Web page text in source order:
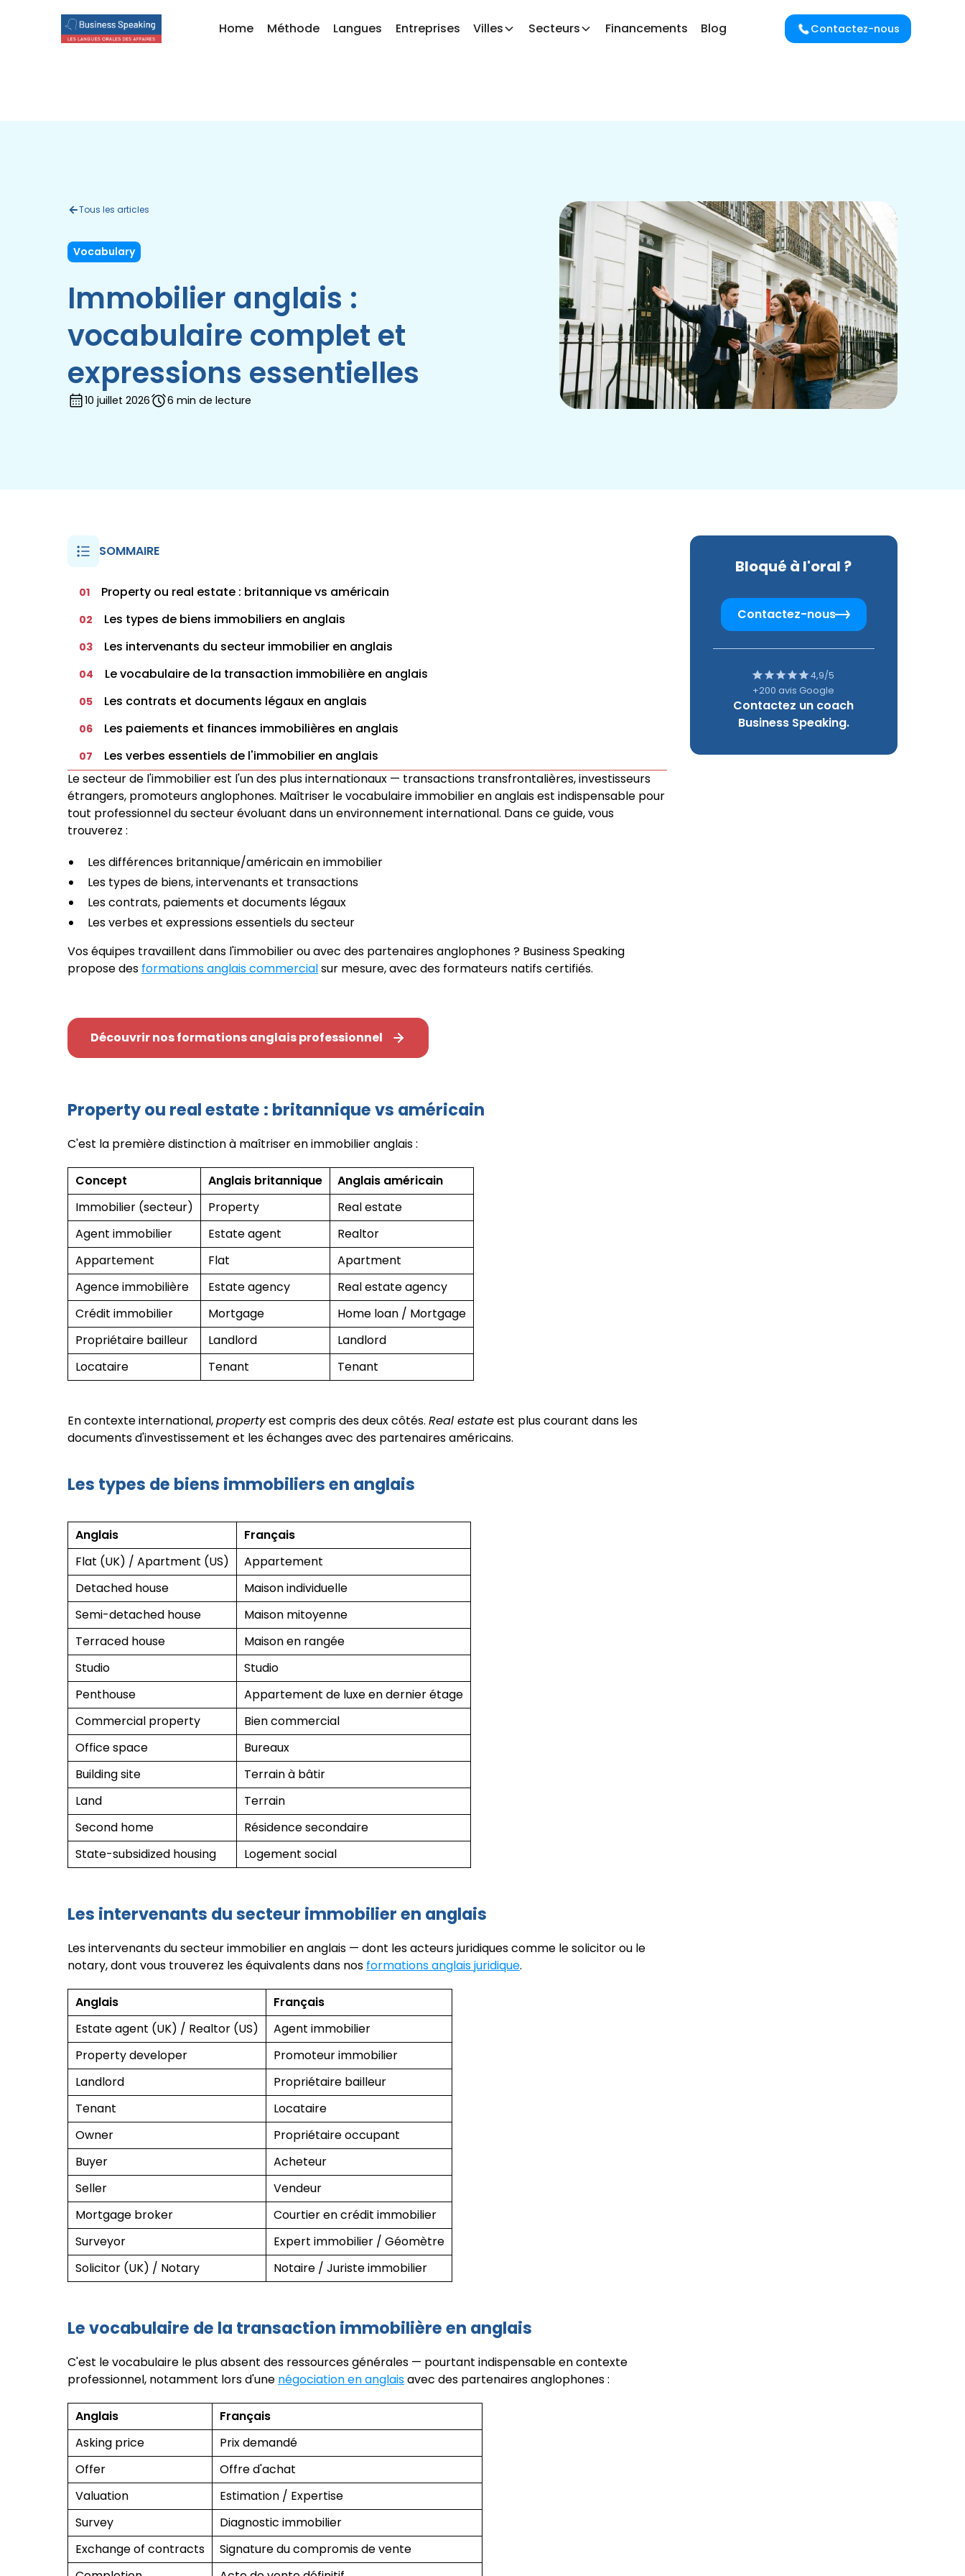
Home Méthode Langues Entreprises Villes Secteurs Financements Blog Contactez-nous
Tous les articles
Vocabulary
Immobilier anglais :
vocabulaire complet et
expressions essentielles
10 juillet 2026 6 min de lecture
SOMMAIRE
01 Property ou real estate : britannique vs américain
02 Les types de biens immobiliers en anglais
03 Les intervenants du secteur immobilier en anglais
04 Le vocabulaire de la transaction immobilière en anglais
05 Les contrats et documents légaux en anglais
06 Les paiements et finances immobilières en anglais
07
Les verbes essentiels de l'immobilier en anglais
Le secteur de l'immobilier est l'un des plus internationaux — transactions transfrontalières, investisseurs
étrangers, promoteurs anglophones. Maîtriser le vocabulaire immobilier en anglais est indispensable pour
tout professionnel du secteur évoluant dans un environnement international. Dans ce guide, vous
trouverez :
Les différences britannique/américain en immobilier
Les types de biens, intervenants et transactions
Les contrats, paiements et documents légaux
Les verbes et expressions essentiels du secteur
Vos équipes travaillent dans l'immobilier ou avec des partenaires anglophones ? Business Speaking
propose des formations anglais commercialsur mesure, avec des formateurs natifs certifiés.
Découvrir nos formations anglais professionnel
Property ou real estate : britannique vs américain
C'est la première distinction à maîtriser en immobilier anglais :
Concept Anglais britannique
Anglais américain
Immobilier (secteur)
Property
Real estate
Agent immobilier
Estate agent
Realtor
Appartement
Flat
Apartment
Agence immobilière
Estate agency
Real estate agency
Crédit immobilier
Mortgage
Home loan / Mortgage
Propriétaire bailleur
Landlord
Landlord
Locataire
Tenant Tenant
En contexte international,propertyest compris des deux côtés.Real estateest plus courant dans les
documents d'investissement et les échanges avec des partenaires américains.
Les types de biens immobiliers en anglais
Anglais
Français
Flat (UK) / Apartment (US)
Appartement
Detached house
Maison individuelle
Semi-detached house
Maison mitoyenne
Terraced house
Maison en rangée
Studio
Studio
Penthouse
Appartement de luxe en dernier étage
Commercial property
Bien commercial
Office space
Bureaux
Building site
Terrain à bâtir
Land
Terrain
Second home
Résidence secondaire
State-subsidized housing
Logement social
Les intervenants du secteur immobilier en anglais
Les intervenants du secteur immobilier en anglais — dont les acteurs juridiques comme le solicitor ou le
notary, dont vous trouverez les équivalents dans nos formations anglais juridique.
Anglais
Français
Estate agent (UK) / Realtor (US)
Agent immobilier
Property developer
Promoteur immobilier
Landlord
Propriétaire bailleur
Tenant
Locataire
Owner
Propriétaire occupant
Buyer
Acheteur
Seller
Vendeur
Mortgage broker
Courtier en crédit immobilier
Surveyor
Expert immobilier / Géomètre
Solicitor (UK) / Notary
Notaire / Juriste immobilier
Le vocabulaire de la transaction immobilière en anglais
C'est le vocabulaire le plus absent des ressources générales — pourtant indispensable en contexte
professionnel, notamment lors d'une négociation en anglaisavec des partenaires anglophones :
Anglais
Français
Asking price
Prix demandé
Offer
Offre d'achat
Valuation
Estimation / Expertise
Survey
Diagnostic immobilier
Exchange of contracts
Signature du compromis de vente
Bloqué à l'oral ?
Contactez-nous
4,9/5
+200 avis Google
Contactez un coach
Business Speaking.